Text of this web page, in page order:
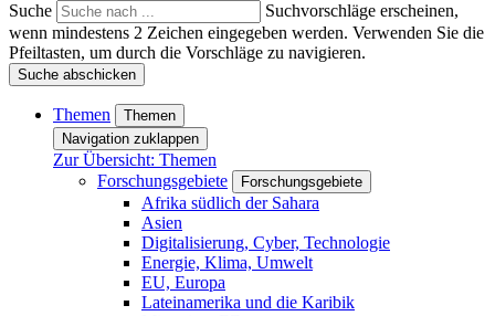
Suche
Suchvorschläge erscheinen,
wenn mindestens 2 Zeichen eingegeben werden. Verwenden Sie die
Pfeiltasten, um durch die Vorschläge zu navigieren.
Suche abschicken
Themen
Themen
Navigation zuklappen
Zur Übersicht: Themen
Forschungsgebiete
Forschungsgebiete
Afrika südlich der Sahara
Asien
Digitalisierung, Cyber, Technologie
Energie, Klima, Umwelt
EU, Europa
Lateinamerika und die Karibik